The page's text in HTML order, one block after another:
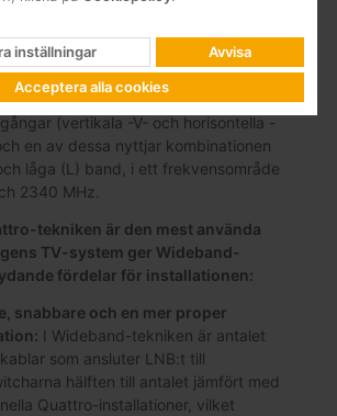
är anpassade till denna teknik.
teknik tar ett LNB emot en komplett
distribuerar den genom 2
(vertikala -V- och horisontella -
en av dessa nyttjar kombinationen
låga (L) band, i ett frekvensområde
2340 MHz.
tekniken är den mest använda
TV-system ger Wideband-
fördelar för installationen:
snabbare och en mer proper
I Wideband-tekniken är antalet
som ansluter LNB:t till
hälften till antalet jämfört med
Quattro-installationer, vilket
inställningar
Avvisa
Acceptera alla cookies